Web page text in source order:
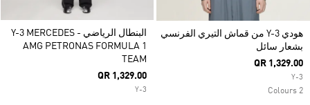
هودي Y-3 من قماش التيري الفرنسي
بشعار سائل
QR 1,329.00
Y-3
2 Colours
البنطال الرياضي Y-3 MERCEDES -
AMG PETRONAS FORMULA 1
TEAM
QR 1,329.00
Y-3